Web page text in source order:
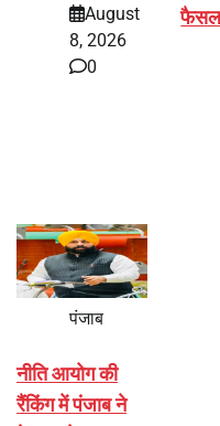
August
8, 2026
0
पंजाब
नीति आयोग की
रैंकिंग में पंजाब ने